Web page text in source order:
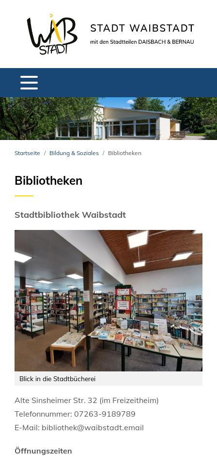
Startseite Bildung & Soziales Bibliotheken
Bibliotheken
Stadtbibliothek Waibstadt
Blick in die Stadtbücherei
Alte Sinsheimer Str. 32 (im Freizeitheim)
Telefonnummer: 07263-9189789
E-Mail: bibliothek@waibstadt.email
Öffnungszeiten